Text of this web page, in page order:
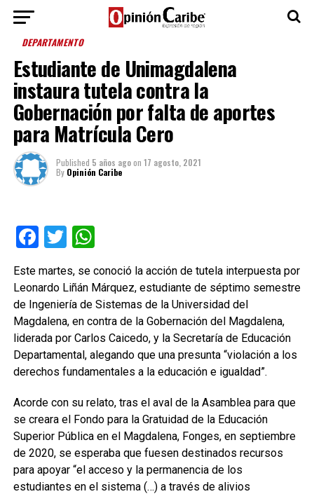
DEPARTAMENTO
Estudiante de Unimagdalena
instaura tutela contra la
Gobernación por falta de aportes
para Matrícula Cero
Published 5 años agoon 17 agosto, 2021
By Opinión Caribe
Facebook
TwitterWhatsApp
Este martes, se conoció la acción de tutela interpuesta por
Leonardo Liñán Márquez, estudiante de séptimo semestre
de Ingeniería de Sistemas de la Universidad del
Magdalena, en contra de la Gobernación del Magdalena,
liderada por Carlos Caicedo, y la Secretaría de Educación
Departamental, alegando que una presunta “violación a los
derechos fundamentales a la educación e igualdad”.
Acorde con su relato, tras el aval de la Asamblea para que
se creara el Fondo para la Gratuidad de la Educación
Superior Pública en el Magdalena, Fonges, en septiembre
de 2020, se esperaba que fuesen destinados recursos
para apoyar “el acceso y la permanencia de los
estudiantes en el sistema (…) a través de alivios